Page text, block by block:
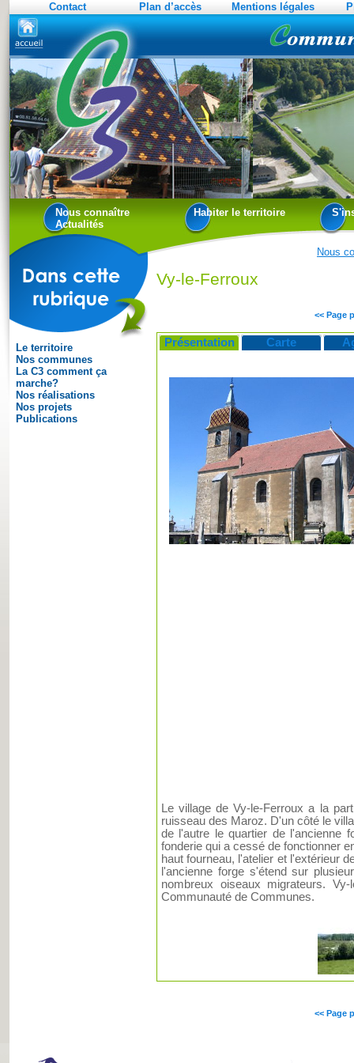
Contact Plan d’accès Mentions légales
Nous connaître Habiter le territoire
Actualités
Le territoire
Nos communes
La C3 comment ça
marche?
Nos réalisations
Nos projets
Publications
Nous
Vy-le-Ferroux
<< Page
Présentation Carte
Le village de Vy-le-Ferroux a la
ruisseau des Maroz. D'un côté le
de l'autre le quartier de l'ancienne
fonderie qui a cessé de fonctionner
haut fourneau, l'atelier et l'extérieur
l'ancienne forge s'étend sur
nombreux oiseaux migrateurs.
Communauté de Communes.
<< Page